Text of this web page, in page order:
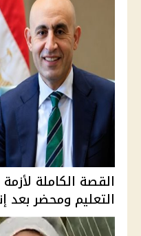
التعليم ومحضر بعد